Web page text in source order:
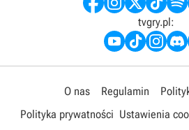
tvgry.pl:
O nas Regulamin
Polityka prywatności Ustawienia